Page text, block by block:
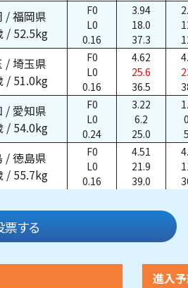
/福岡県
/ 52.5kg
F0
L0
0.16
3.94
18.0
37.3
/埼玉県
/ 51.0kg
F0
L0
0.16
4.62
25.6
36.5
/ 愛知県
/ 54.0kg
F0
L0
0.24
3.22
6.2
25.0
/徳島県
/ 55.7kg
F0
L0
0.16
4.51
21.9
39.0
票する
進入